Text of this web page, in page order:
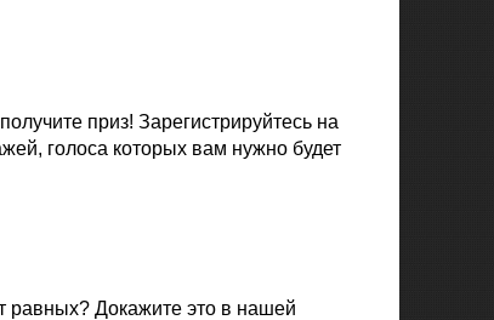
приз! Зарегистрируйтесь на
голоса которых вам нужно будет
равных? Докажите это в нашей